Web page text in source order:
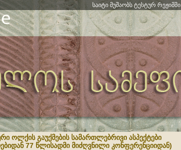
საიტი მუშაობს ტესტურ რეჟიმში
ოლქის გაუქმების სამართლებრივი ასპექტები
77 წლისადმი მიძღვნილი კონფერენციიდან)